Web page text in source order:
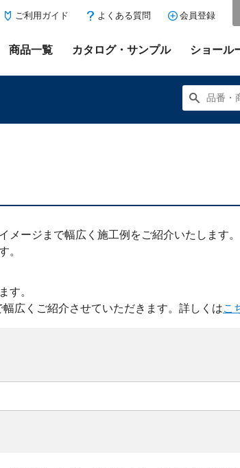
ご利用ガイド よくある質問 会員登録
商品一覧 カタログ・サンプル ショール
ージまで幅広く施工例をご紹介いたします
。
す。
広くご紹介させていただきます。詳しくはこ